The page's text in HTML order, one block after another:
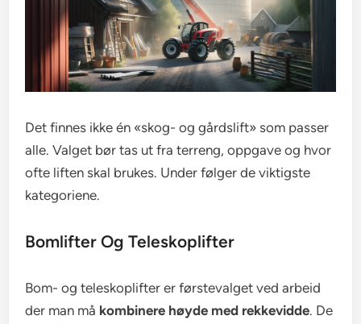
Det finnes ikke én «skog- og gårdslift» som passer
alle. Valget bør tas ut fra terreng, oppgave og hvor
ofte liften skal brukes. Under følger de viktigste
kategoriene.
Bomlifter Og Teleskoplifter
Bom- og teleskoplifter er førstevalget ved arbeid
der man må kombinere høyde med rekkevidde. De